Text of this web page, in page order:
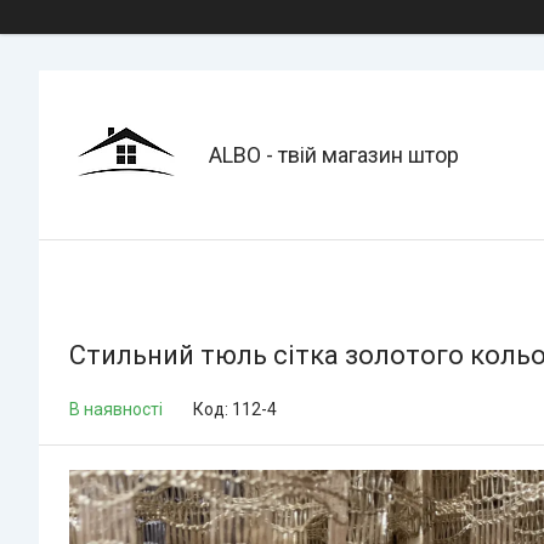
ALBO - твій магазин штор
Стильний тюль сітка золотого
В наявності Код: 112-4